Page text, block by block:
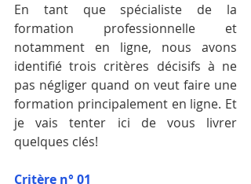
En tant que spécialiste de la
formation professionnelle et
notamment en ligne, nous avons
identifié trois critères décisifs à ne
pas négliger quand on veut faire une
formation principalement en ligne. Et
je vais tenter ici de vous livrer
quelques clés!
Critère n° 01